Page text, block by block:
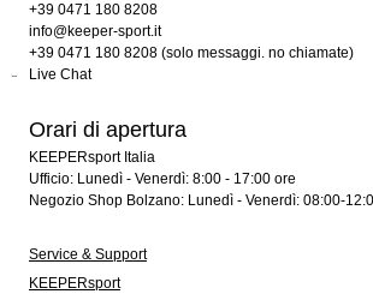
+39 0471 180 8208
info@keeper-sport.it
+39 0471 180 8208 (solo messaggi. no chiamate)
Live Chat
Orari di apertura
KEEPERsport Italia
Ufficio: Lunedì - Venerdì: 8:00 - 17:00 ore
Negozio Shop Bolzano: Lunedì - Venerdì: 08:00-
Service & Support
KEEPERsport